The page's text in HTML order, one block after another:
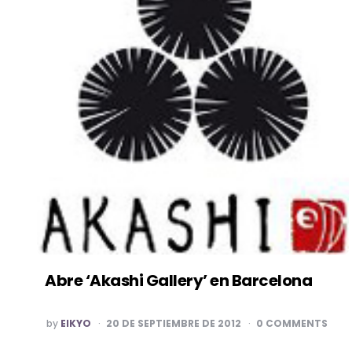
Abre ‘Akashi Gallery’ en Barcelona
POSTED
BY
by EIKYO 20 DE SEPTIEMBRE DE 2012 0 COMMENTS